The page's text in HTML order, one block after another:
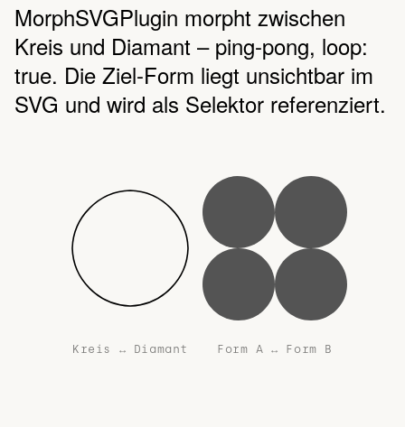
MorphSVGPlugin morpht zwischen
Kreis und Diamant – ping-pong, loop:
true. Die Ziel-Form liegt unsichtbar im
SVG und wird als Selektor referenziert.
Kreis ↔ Diamant Form A ↔ Form B